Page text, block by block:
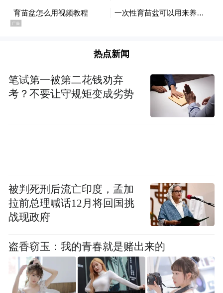
爷，那些未曾说出口的思念随泪水一同释
放；郑州站的温情更是戳心，有观众带着父
牵手的模样，胜过千言万语的告白。还有孙
子当场拨通视频，让83岁的奶奶一同感受这
份跨越银幕的感动，奶奶耳背听不清，却一
人一模一样”，一位贵州来汉读书的大学生想
起远在家乡的爷爷奶奶，教他们用手机的样
子和电影里如出一辙。长沙站，导演李太言
带着作品回到家乡，14岁女孩哭着送上亲手
绘制的画作，希望“让任爷爷记住被爱的感
觉”；广州站的故事跨越国界，印度女孩带着
热点新闻
笔试第一被第二花钱劝弃
考？不要让守规矩变成劣势
被判死刑后流亡印度，孟加
拉前总理喊话12月将回国挑
战现政府
盗香窃玉：我的青春就是赌出来的